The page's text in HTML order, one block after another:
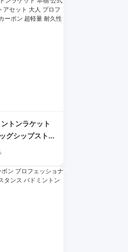
トンラケット
グシップストア
フェッショナル